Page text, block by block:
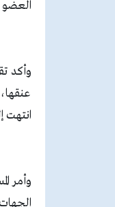
العضو
وأكد
انتهت
وأمر